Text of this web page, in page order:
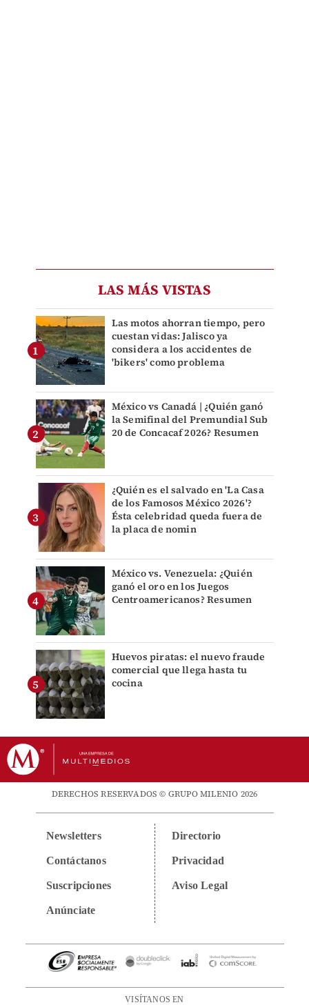
LAS MÁS VISTAS
Las motos ahorran tiempo, pero
cuestan vidas: Jalisco ya
considera a los accidentes de
'bikers' como problema
México vs Canadá | ¿Quién ganó
la Semifinal del Premundial Sub
20 de Concacaf 2026? Resumen
¿Quién es el salvado en 'La Casa
de los Famosos México 2026'?
Ésta celebridad queda fuera de
la placa de nomin
México vs. Venezuela: ¿Quién
ganó el oro en los Juegos
Centroamericanos? Resumen
Huevos piratas: el nuevo fraude
comercial que llega hasta tu
cocina
DERECHOS RESERVADOS © GRUPO MILENIO 2026
Newsletters
Contáctanos
Suscripciones
Anúnciate
Directorio
Privacidad
Aviso Legal
VISÍTANOS EN